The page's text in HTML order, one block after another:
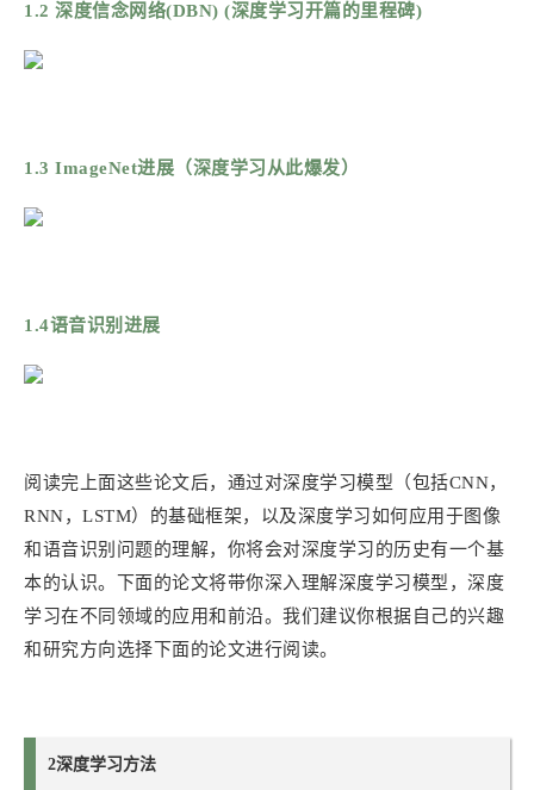
1.2 深度信念网络(DBN) (深度学习开篇的里程碑)
1.3 ImageNet进展（深度学习从此爆发）
1.4语音识别进展
阅读完上面这些论文后，通过对深度学习模型（包括CNN，
RNN，LSTM）的基础框架，以及深度学习如何应用于图像
和语音识别问题的理解，你将会对深度学习的历史有一个基
本的认识。下面的论文将带你深入理解深度学习模型，深度
学习在不同领域的应用和前沿。我们建议你根据自己的兴趣
和研究方向选择下面的论文进行阅读。
2深度学习方法